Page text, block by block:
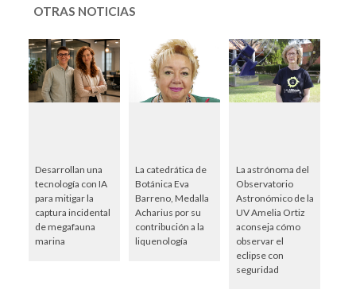
OTRAS NOTICIAS
Desarrollan una
tecnología con IA
para mitigar la
captura incidental
de megafauna
marina
La catedrática de
Botánica Eva
Barreno, Medalla
Acharius por su
contribución a la
liquenología
La astrónoma del
Observatorio
Astronómico de la
UV Amelia Ortiz
aconseja cómo
observar el
eclipse con
seguridad